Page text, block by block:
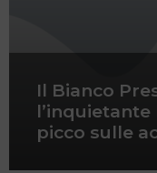
Il Bianco
picco sulle